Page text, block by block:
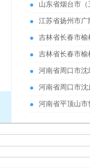
山东省烟台市
江苏省扬州市广
吉林省长春市榆
吉林省长春市榆
河南省周口市沈
河南省周口市沈
河南省平顶山市